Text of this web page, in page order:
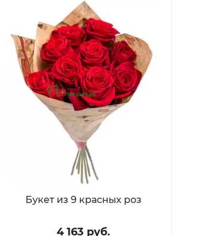
Букет из 9 красных роз
4 163 руб.